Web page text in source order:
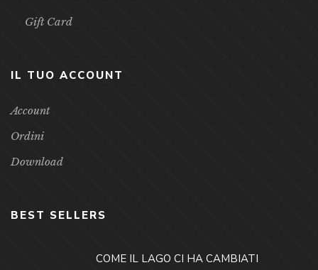
Gift Card
IL TUO ACCOUNT
Account
Ordini
Download
BEST SELLERS
COME IL LAGO CI HA CAMBIATI